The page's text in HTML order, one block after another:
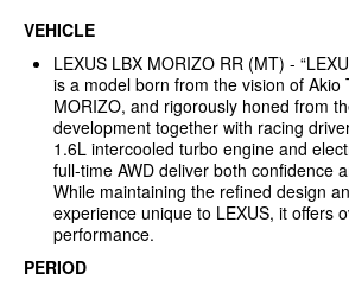
VEHICLE
LEXUS LBX MORIZO RR (MT) -
is a model born from the vision of Akio
MORIZO, and rigorously honed from
development together with racing
1.6L intercooled turbo engine and
full-time AWD deliver both confidence
While maintaining the refined design
experience unique to LEXUS, it offers
performance.
PERIOD